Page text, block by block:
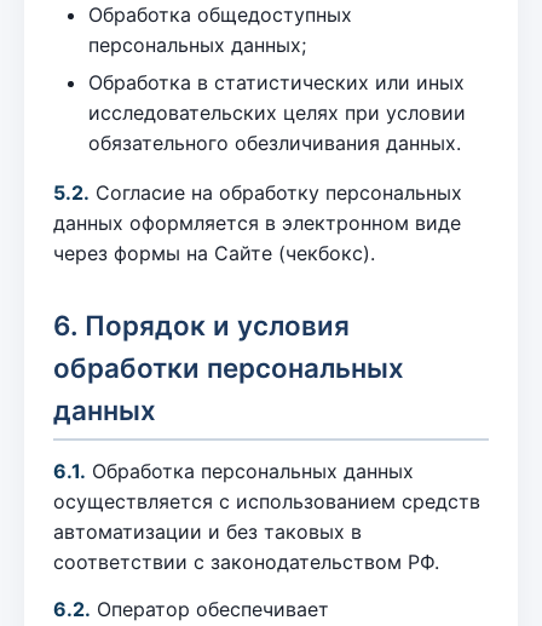
Обработка общедоступных
персональных данных;
Обработка в статистических или иных
исследовательских целях при условии
обязательного обезличивания данных.
5.2. Согласие на обработку персональных
данных оформляется в электронном виде
через формы на Сайте (чекбокс).
6. Порядок и условия
обработки персональных
данных
6.1. Обработка персональных данных
осуществляется с использованием средств
автоматизации и без таковых в
соответствии с законодательством РФ.
6.2. Оператор обеспечивает